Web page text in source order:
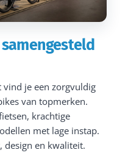
vind je een zorgvuldig
van topmerken.
krachtige
met lage instap.
design en kwaliteit.